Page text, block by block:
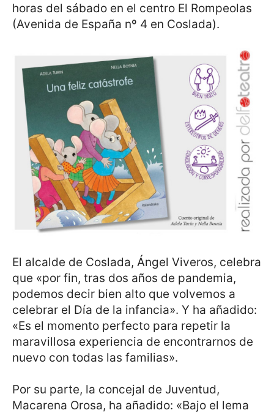
horas del sábado en el centro El Rompeolas
(Avenida de España nº 4 en Coslada).
El alcalde de Coslada, Ángel Viveros, celebra
que «por fin, tras dos años de pandemia,
podemos decir bien alto que volvemos a
celebrar el Día de la infancia». Y ha añadido:
«Es el momento perfecto para repetir la
maravillosa experiencia de encontrarnos de
nuevo con todas las familias».
Por su parte, la concejal de Juventud,
Macarena Orosa, ha añadido: «Bajo el lema